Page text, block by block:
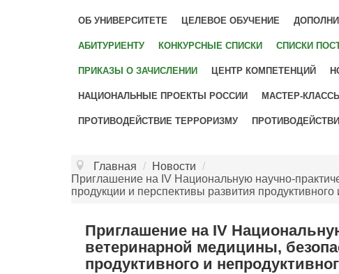
ОБ УНИВЕРСИТЕТЕ ЦЕЛЕВОЕ ОБУЧЕНИЕ
АБИТУРИЕНТУ КОНКУРСНЫЕ СПИСКИ СПИСКИ
ПРИКАЗЫ О ЗАЧИСЛЕНИИ ЦЕНТР КОМПЕТЕНЦИЙ
НАЦИОНАЛЬНЫЕ ПРОЕКТЫ РОССИИ МАСТЕР-КЛАССЫ
ПРОТИВОДЕЙСТВИЕ ТЕРРОРИЗМУ
Главная / Новости /
Приглашение на IV Национальную научно-
продукции и перспективы развития
Приглашение на IV
ветеринарной медицины,
продуктивного и